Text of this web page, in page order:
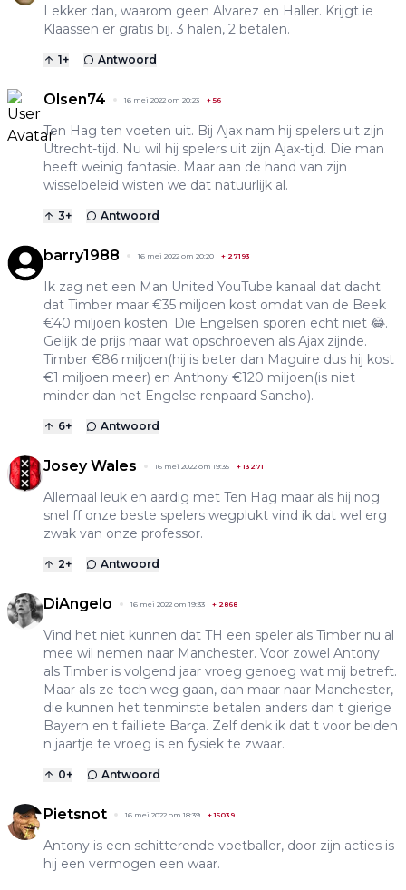
Lekker dan, waarom geen Alvarez en Haller. Krijgt ie
Klaassen er gratis bij. 3 halen, 2 betalen.
1+ Antwoord
Olsen74 16 mei 2022 om 20:23 + 56
Ten Hag ten voeten uit. Bij Ajax nam hij spelers uit zijn
Utrecht-tijd. Nu wil hij spelers uit zijn Ajax-tijd. Die man
heeft weinig fantasie. Maar aan de hand van zijn
wisselbeleid wisten we dat natuurlijk al.
3+ Antwoord
barry1988 16 mei 2022 om 20:20 + 27193
Ik zag net een Man United YouTube kanaal dat dacht
dat Timber maar €35 miljoen kost omdat van de Beek
€40 miljoen kosten. Die Engelsen sporen echt niet 😂.
Gelijk de prijs maar wat opschroeven als Ajax zijnde.
Timber €86 miljoen(hij is beter dan Maguire dus hij kost
€1 miljoen meer) en Anthony €120 miljoen(is niet
minder dan het Engelse renpaard Sancho).
6+ Antwoord
Josey Wales 16 mei 2022 om 19:35 +13271
Allemaal leuk en aardig met Ten Hag maar als hij nog
snel ff onze beste spelers wegplukt vind ik dat wel erg
zwak van onze professor.
2+ Antwoord
DiAngelo 16 mei 2022 om 19:33 + 2868
Vind het niet kunnen dat TH een speler als Timber nu al
mee wil nemen naar Manchester. Voor zowel Antony
als Timber is volgend jaar vroeg genoeg wat mij betreft.
Maar als ze toch weg gaan, dan maar naar Manchester,
die kunnen het tenminste betalen anders dan t gierige
Bayern en t failliete Barça. Zelf denk ik dat t voor beiden
n jaartje te vroeg is en fysiek te zwaar.
0+ Antwoord
Pietsnot 16 mei 2022 om 18:39 +15039
Antony is een schitterende voetballer, door zijn acties is
hij een vermogen een waar.